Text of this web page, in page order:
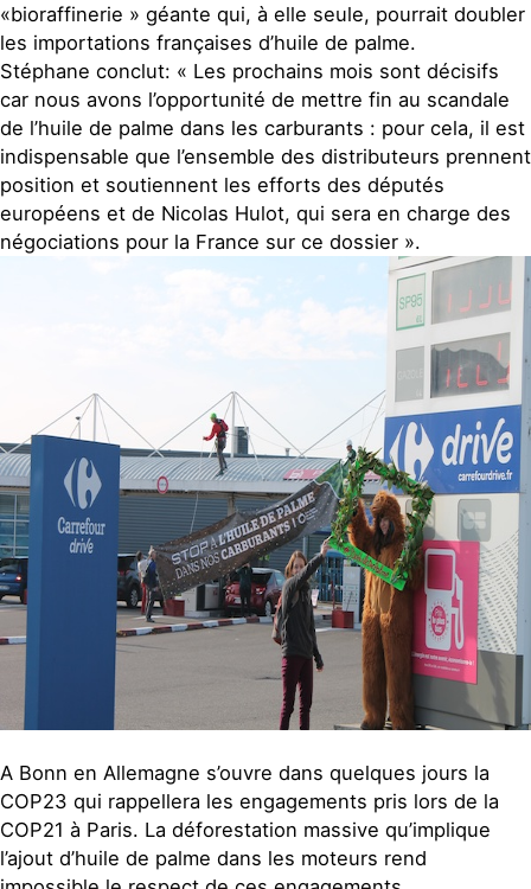
«bioraffinerie » géante qui, à elle seule, pourrait doubler
les importations françaises d’huile de palme.
Stéphane conclut: « Les prochains mois sont décisifs
car nous avons l’opportunité de mettre fin au scandale
de l’huile de palme dans les carburants : pour cela, il est
indispensable que l’ensemble des distributeurs prennent
position et soutiennent les efforts des députés
européens et de Nicolas Hulot, qui sera en charge des
négociations pour la France sur ce dossier ».
A Bonn en Allemagne s’ouvre dans quelques jours la
COP23 qui rappellera les engagements pris lors de la
COP21 à Paris. La déforestation massive qu’implique
l’ajout d’huile de palme dans les moteurs rend